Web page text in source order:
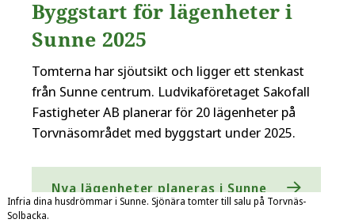
Byggstart för lägenheter i
Sunne 2025
Tomterna har sjöutsikt och ligger ett stenkast
från Sunne centrum. Ludvikaföretaget Sakofall
Fastigheter AB planerar för 20 lägenheter på
Torvnäsområdet med byggstart under 2025.
Nya lägenheter planeras i Sunne
Infria dina husdrömmar i Sunne. Sjönära tomter till salu på Torvnäs-
Solbacka.